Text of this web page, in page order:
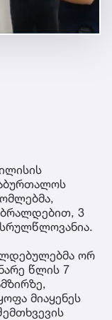
3
ორ
წლის 7
მიაყენეს